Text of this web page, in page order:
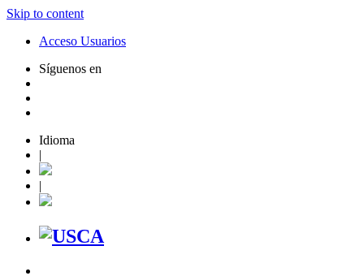
Skip to content
Acceso Usuarios
Síguenos en
Idioma
|
|